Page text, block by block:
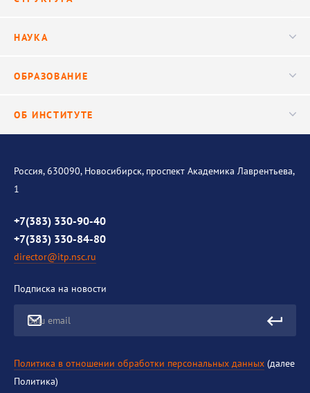
Видео
Научные подразделения
НАУКА
Исследования
ОБРАЗОВАНИЕ
ОБ ИНСТИТУТЕ
История института
Контакты
Противодействие коррупции
Россия, 630090, Новосибирск, проспект Академика Лаврентьева,
1
+7(383) 330-90-40
+7(383) 330-84-80
director@itp.nsc.ru
Подписка на новости
Ваш email
Политика в отношении обработки персональных данных (далее
Политика)